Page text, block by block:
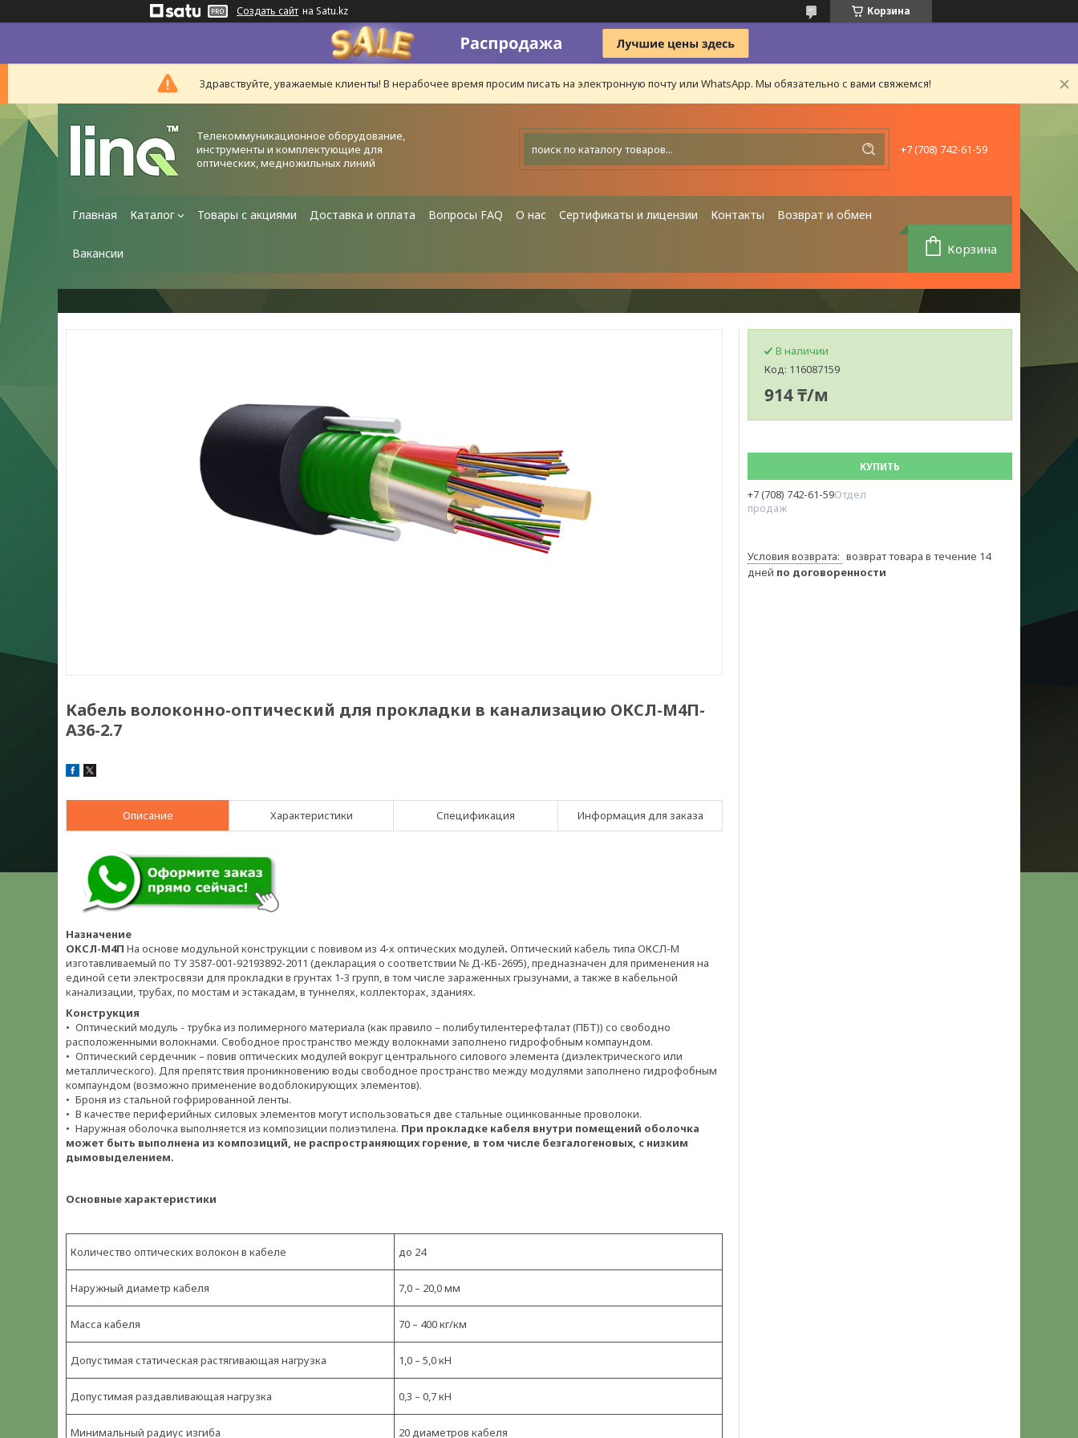
Создать сайт на Satu.kz Корзина
Здравствуйте, уважаемые клиенты! В нерабочее время просим писать на электронную почту или WhatsApp. Мы обязательно с вами свяжемся!
Телекоммуникационное оборудование,
инструменты и комплектующие для
оптических, медножильных линий
+7 (708) 742-61-59
Главная Каталог Товары с акциями Доставка и оплата Вопросы FAQ О нас Сертификаты и лицензии Контакты Возврат и обмен
Вакансии Корзина
Кабель волоконно-оптический для прокладки в канализацию ОКСЛ-М4П-
А36-2.7
Описание Характеристики Спецификация Информация для заказа
Назначение
ОКСЛ-М4П На основе модульной конструкции с повивом из 4-х оптических модулей. Оптический кабель типа ОКСЛ-М
изготавливаемый по ТУ 3587-001-92193892-2011 (декларация о соответствии № Д-КБ-2695), предназначен для применения на
единой сети электросвязи для прокладки в грунтах 1-3 групп, в том числе зараженных грызунами, а также в кабельной
канализации, трубах, по мостам и эстакадам, в туннелях, коллекторах, зданиях.
Конструкция
• Оптический модуль - трубка из полимерного материала (как правило – полибутилентерефталат (ПБТ)) со свободно
расположенными волокнами. Свободное пространство между волокнами заполнено гидрофобным компаундом.
• Оптический сердечник – повив оптических модулей вокруг центрального силового элемента (диэлектрического или
металлического). Для препятствия проникновению воды свободное пространство между модулями заполнено гидрофобным
компаундом (возможно применение водоблокирующих элементов).
• Броня из стальной гофрированной ленты.
• В качестве периферийных силовых элементов могут использоваться две стальные оцинкованные проволоки.
• Наружная оболочка выполняется из композиции полиэтилена. При прокладке кабеля внутри помещений оболочка
может быть выполнена из композиций, не распространяющих горение, в том числе безгалогеновых, с низким
дымовыделением.
Основные характеристики
Количество оптических волокон в кабеле до 24
Наружный диаметр кабеля 7,0 – 20,0 мм
Масса кабеля 70 – 400 кг/км
Допустимая статическая растягивающая нагрузка 1,0 – 5,0 кН
Допустимая раздавливающая нагрузка 0,3 – 0,7 кН
Минимальный радиус изгиба 20 диаметров кабеля
В наличии
Код: 116087159
914 ₸/м
КУПИТЬ
+7 (708) 742-61-59Отдел
продаж
возврат товара в течение 14
дней по договоренности